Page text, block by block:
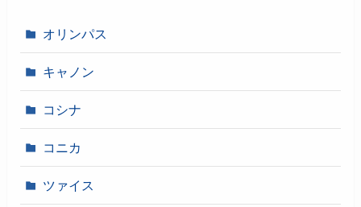
オリンパス
キャノン
コシナ
コニカ
ツァイス